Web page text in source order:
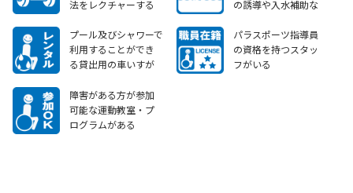
法をレクチャーする
らのニーズに対して相
談等に応じることが
できる
の誘導や入水補助な
のニーズに対して相談
等に応じることがで
きる
プール及びシャワーで
利用することができ
る貸出用の車いすが
パラスポーツ指導員
の資格を持つスタッ
フがいる
障害がある方が参加
可能な運動教室・プ
ログラムがある